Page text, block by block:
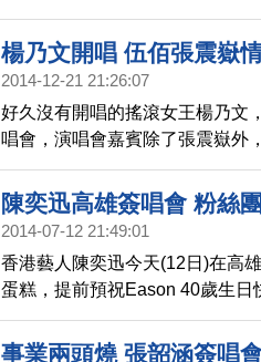
太緊張，還不小心忘詞了。
楊乃文開唱 伍佰張震嶽
2014-12-21 21:26:07
好久沒有開唱的搖滾女王楊乃文
唱會，演唱會嘉賓除了張震嶽外
練多時的台語歌，這場二王一后
值回票值。
陳奕迅高雄簽唱會 粉絲
2014-07-12 21:49:01
香港藝人陳奕迅今天(12日)在高
蛋糕，提前預祝Eason 40歲生日
很喜歡陳奕迅帶給大家的動聽情
事業兩頭燒 張韶涵簽唱